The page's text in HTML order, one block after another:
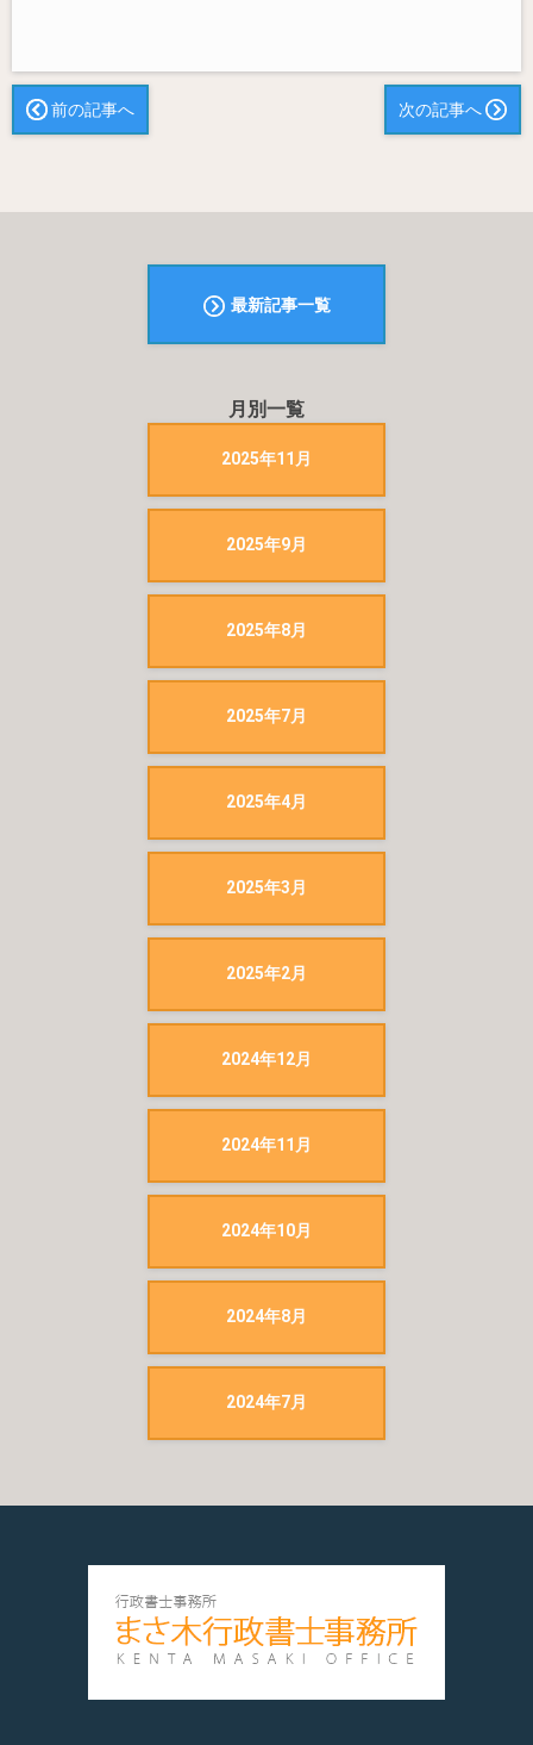
前の記事へ 次の記事へ
最新記事一覧
月別一覧
2025年11月
2025年9月
2025年8月
2025年7月
2025年4月
2025年3月
2025年2月
2024年12月
2024年11月
2024年10月
2024年8月
2024年7月